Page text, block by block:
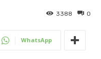
0
3388
WhatsApp